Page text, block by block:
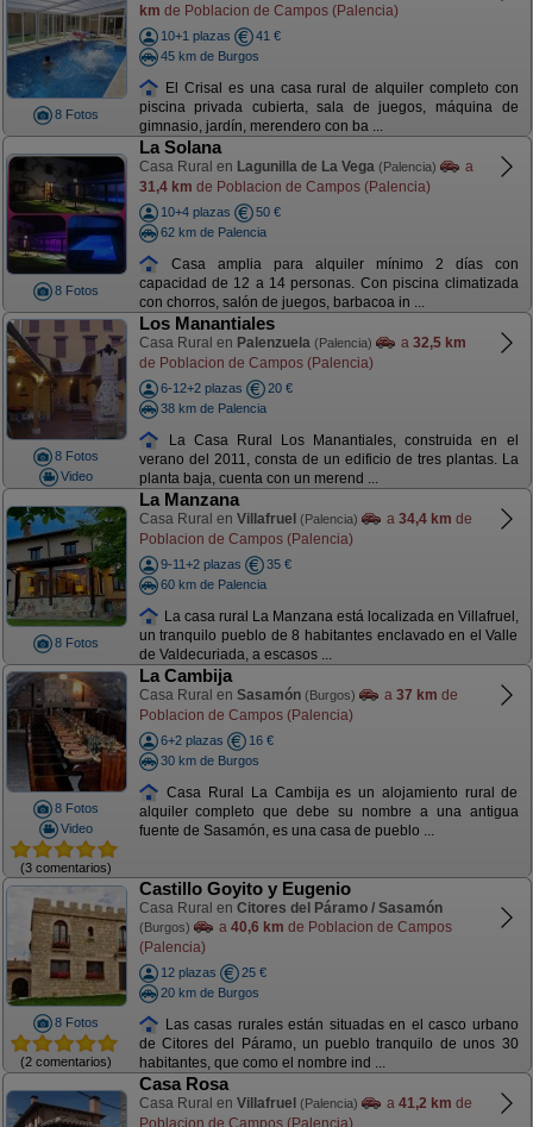
8 Fotos
km de Poblacion de Campos (Palencia)
10+1 plazas
41 €
45 km de Burgos
El Crisal es una casa rural de alquiler completo con
piscina privada cubierta, sala de juegos, máquina de
gimnasio, jardín, merendero con ba ...
8 Fotos
La Solana
Casa Rural en Lagunilla de La Vega (Palencia)
a
31,4 km de Poblacion de Campos (Palencia)
10+4 plazas
50 €
62 km de Palencia
Casa amplia para alquiler mínimo 2 días con
capacidad de 12 a 14 personas. Con piscina climatizada
con chorros, salón de juegos, barbacoa in ...
8 Fotos
Video
Los Manantiales
Casa Rural en Palenzuela (Palencia) a 32,5 km
de Poblacion de Campos (Palencia)
6-12+2 plazas
20 €
38 km de Palencia
La Casa Rural Los Manantiales, construida en el
verano del 2011, consta de un edificio de tres plantas. La
planta baja, cuenta con un merend ...
8 Fotos
La Manzana
Casa Rural en Villafruel (Palencia) a 34,4 km de
Poblacion de Campos (Palencia)
9-11+2 plazas
35 €
60 km de Palencia
La casa rural La Manzana está localizada en Villafruel,
un tranquilo pueblo de 8 habitantes enclavado en el Valle
de Valdecuriada, a escasos ...
8 Fotos
Video
(3 comentarios)
La Cambija
Casa Rural en Sasamón (Burgos) a 37 km de
Poblacion de Campos (Palencia)
6+2 plazas
16 €
30 km de Burgos
Casa Rural La Cambija es un alojamiento rural de
alquiler completo que debe su nombre a una antigua
fuente de Sasamón, es una casa de pueblo ...
8 Fotos
(2 comentarios)
Castillo Goyito y Eugenio
Casa Rural en Citores del Páramo / Sasamón
(Burgos) a 40,6 km de Poblacion de Campos
(Palencia)
12 plazas
25 €
20 km de Burgos
Las casas rurales están situadas en el casco urbano
de Citores del Páramo, un pueblo tranquilo de unos 30
habitantes, que como el nombre ind ...
Casa Rosa
Casa Rural en Villafruel (Palencia) a 41,2 km de
Poblacion de Campos (Palencia)